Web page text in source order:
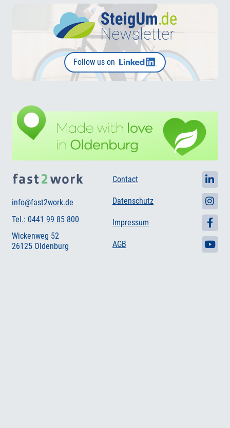
Follow us on
info@fast2work.de
Tel.: 0441 99 85 800
Wickenweg 52
26125 Oldenburg
Contact
Datenschutz
Impressum
AGB